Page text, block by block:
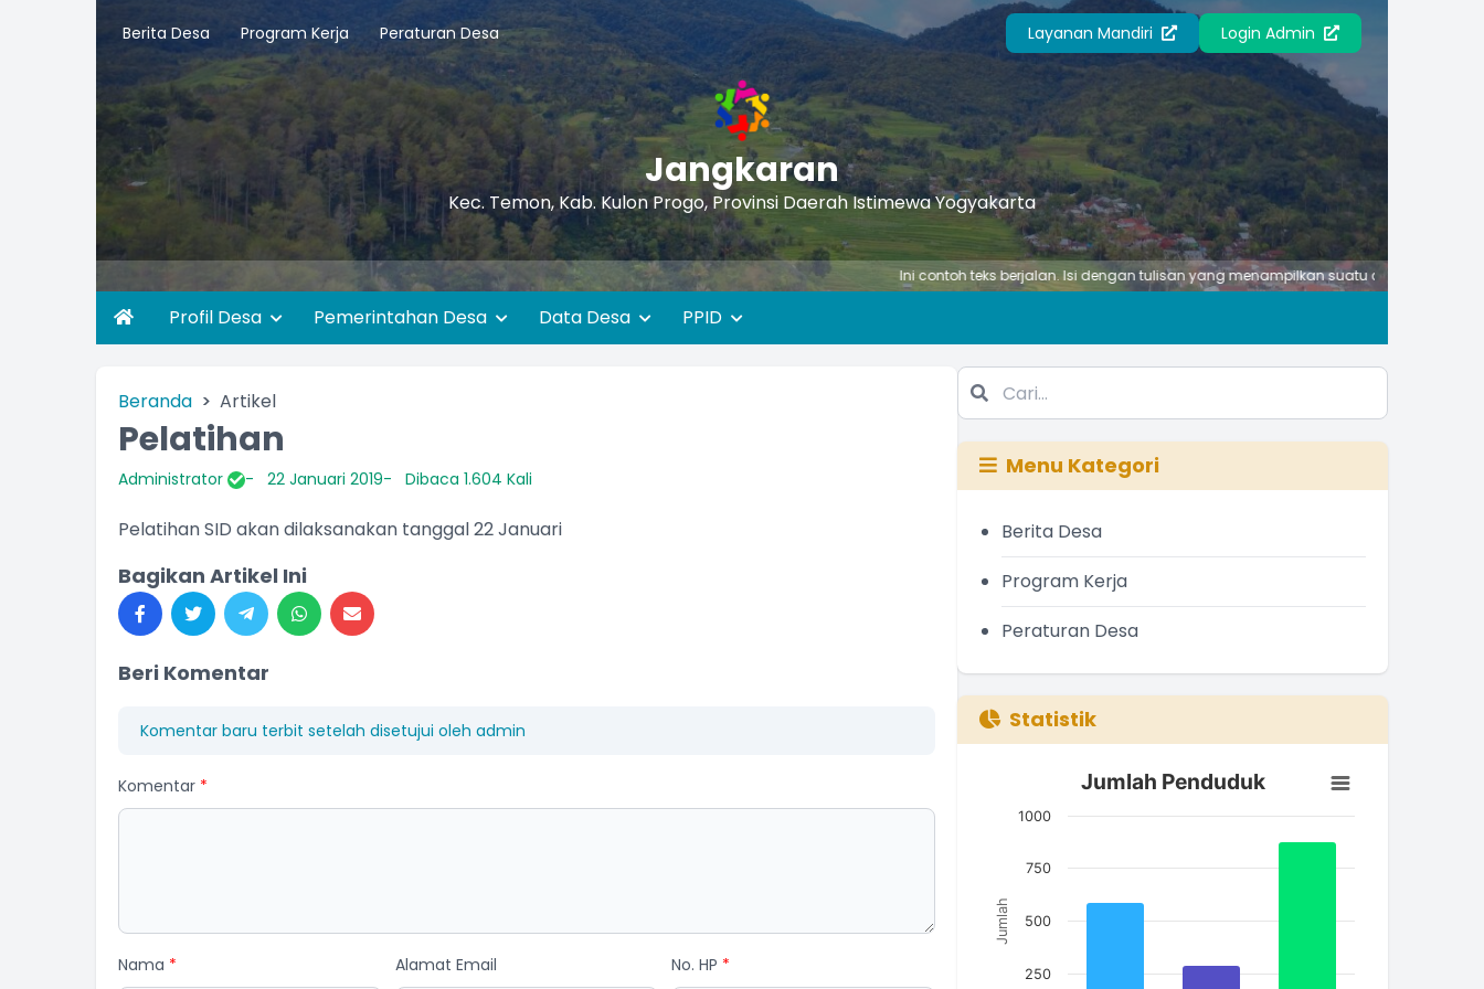
Berita Desa Program Kerja Peraturan Desa Layanan Mandiri Login Admin
Jangkaran
Kec. Temon, Kab. Kulon Progo, Provinsi Daerah Istimewa Yogyakarta
Ini contoh teks berjalan. Isi dengan tulisan yang menampilkan suatu ciri atau kegiatan penting
Profil Desa Pemerintahan Desa Data Desa PPID
Beranda Artikel
Pelatihan
Administrator 22 Januari 2019 Dibaca 1.604 Kali
Pelatihan SID akan dilaksanakan tanggal 22 Januari
Bagikan Artikel Ini
Beri Komentar
Komentar baru terbit setelah disetujui oleh admin
Komentar *
Nama * Alamat Email No. HP *
Menu Kategori
Berita Desa
Program Kerja
Peraturan Desa
Statistik
Jumlah Penduduk
Bar chart with 3 bars.
The chart has 1 X axis displaying categories.
The chart has 1 Y axis displaying Jumlah. Data ranges
Jumlah
Jumlah Penduduk
250
500
750
1000